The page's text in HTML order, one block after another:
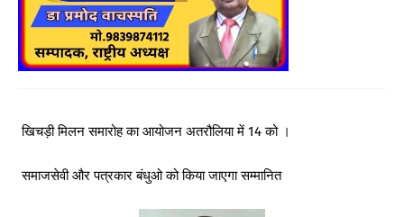
खिचड़ी मिलन समारोह का आयोजन अतरौलिया में 14 को ।
समाजसेवी और पत्रकार बंधुओ को किया जाएगा सम्मानित